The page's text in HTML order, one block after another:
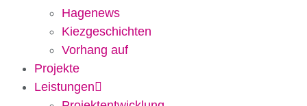
Hagenews
Kiezgeschichten
Vorhang auf
Projekte
Leistungen